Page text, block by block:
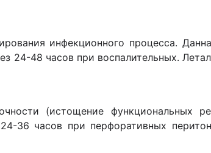
инфекционного процесса.
24-48 часов при воспалительных.
(истощение функциональных
36 часов при перфоративных